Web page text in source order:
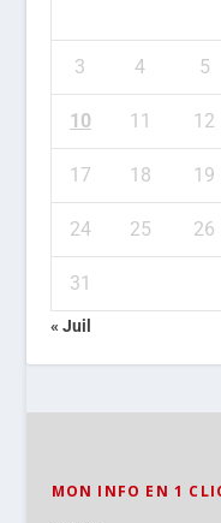
3 4 5
10 11 12
17 18 19
24 25 26
31
« Juil
MON INFO EN 1